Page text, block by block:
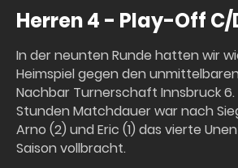
Herren 4 - Play-Off C/
In der neunten Runde hatten wir
Heimspiel gegen den
Nachbar Turnerschaft Innsbruck 6.
Stunden Matchdauer war nach
Arno (2) und Eric (1) das vierte
Saison vollbracht.